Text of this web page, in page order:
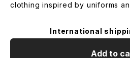
clothing inspired by uniforms
International
Add to